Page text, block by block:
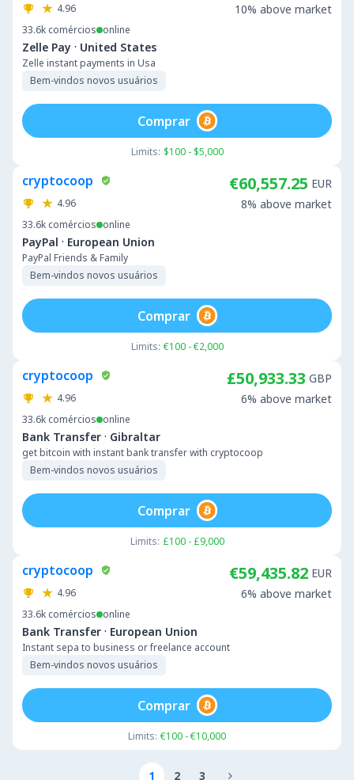
4.96
33.6k comércios online
Zelle Pay · United States
Zelle instant payments in Usa
Bem-vindos novos usuários
10% above market
Limits: $100 - $5,000
Comprar
cryptocoop
4.96
33.6k comércios online
PayPal · European Union
PayPal Friends & Family
Bem-vindos novos usuários
€60,557.25 EUR
8% above market
Limits: €100 - €2,000
Comprar
cryptocoop
4.96
33.6k comércios online
Bank Transfer · Gibraltar
get bitcoin with instant bank transfer with cryptocoop
Bem-vindos novos usuários
£50,933.33 GBP
6% above market
Limits: £100 - £9,000
Comprar
cryptocoop
4.96
33.6k comércios online
Bank Transfer · European Union
Instant sepa to business or freelance account
Bem-vindos novos usuários
€59,435.82 EUR
6% above market
Limits: €100 - €10,000
Comprar
1 2 3 